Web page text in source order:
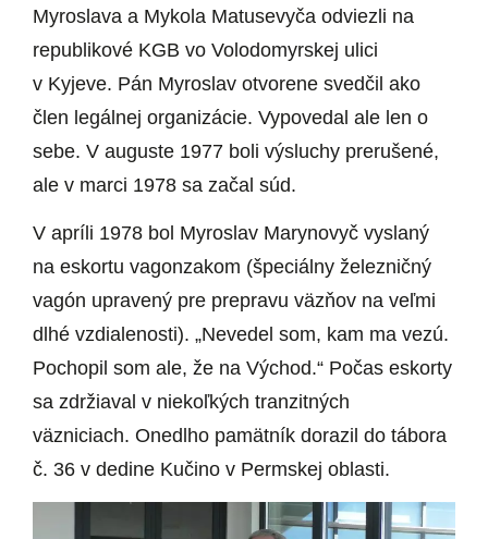
Myroslava a Mykola Matusevyča odviezli na
republikové KGB vo Volodomyrskej ulici
v Kyjeve. Pán Myroslav otvorene svedčil ako
člen legálnej organizácie. Vypovedal ale len o
sebe. V auguste 1977 boli výsluchy prerušené,
ale v marci 1978 sa začal súd.
V apríli 1978 bol Myroslav Marynovyč vyslaný
na eskortu vagonzakom (špeciálny železničný
vagón upravený pre prepravu väzňov na veľmi
dlhé vzdialenosti). „Nevedel som, kam ma vezú.
Pochopil som ale, že na Východ.“ Počas eskorty
sa zdržiaval v niekoľkých tranzitných
väzniciach. Onedlho pamätník dorazil do tábora
č. 36 v dedine Kučino v Permskej oblasti.